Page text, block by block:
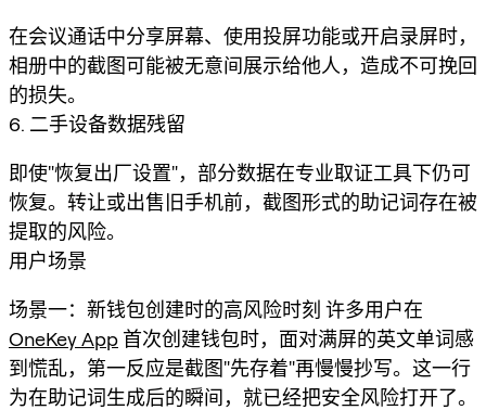
在会议通话中分享屏幕、使用投屏功能或开启录屏时，
相册中的截图可能被无意间展示给他人，造成不可挽回
的损失。
6. 二手设备数据残留
即使"恢复出厂设置"，部分数据在专业取证工具下仍可
恢复。转让或出售旧手机前，截图形式的助记词存在被
提取的风险。
用户场景
场景一：新钱包创建时的高风险时刻 许多用户在
OneKey App 首次创建钱包时，面对满屏的英文单词感
到慌乱，第一反应是截图"先存着"再慢慢抄写。这一行
为在助记词生成后的瞬间，就已经把安全风险打开了。